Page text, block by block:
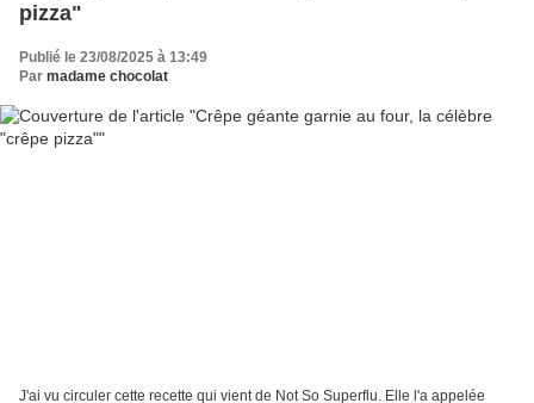
pizza"
Publié le 23/08/2025 à 13:49
Par madame chocolat
J'ai vu circuler cette recette qui vient de Not So Superflu. Elle l'a appelée